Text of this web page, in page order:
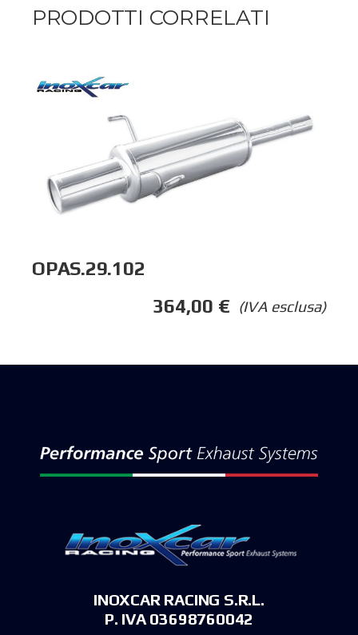
PRODOTTI CORRELATI
OPAS.29.102
(IVA esclusa)
364,00 €
INOXCAR RACING S.R.L.
P. IVA 03698760042